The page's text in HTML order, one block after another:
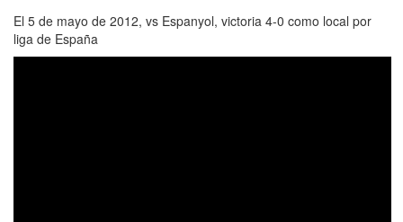
El 5 de mayo de 2012, vs Espanyol, victoria 4-0 como local por
liga de España